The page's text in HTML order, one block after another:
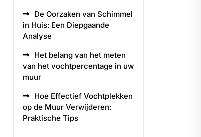
De Oorzaken van Schimmel
in Huis: Een Diepgaande
Analyse
Het belang van het meten
van het vochtpercentage in uw
muur
Hoe Effectief Vochtplekken
op de Muur Verwijderen:
Praktische Tips